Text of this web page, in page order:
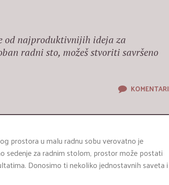
od najproduktivnijih ideja za
radni sto, možeš stvoriti savršeno
KOMENTARI
prostora u malu radnu sobu verovatno je
sedenje za radnim stolom, prostor može postati
Donosimo ti nekoliko jednostavnih saveta i